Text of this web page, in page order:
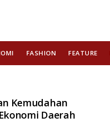
FASHION FEATURE
Kemudahan
Daerah